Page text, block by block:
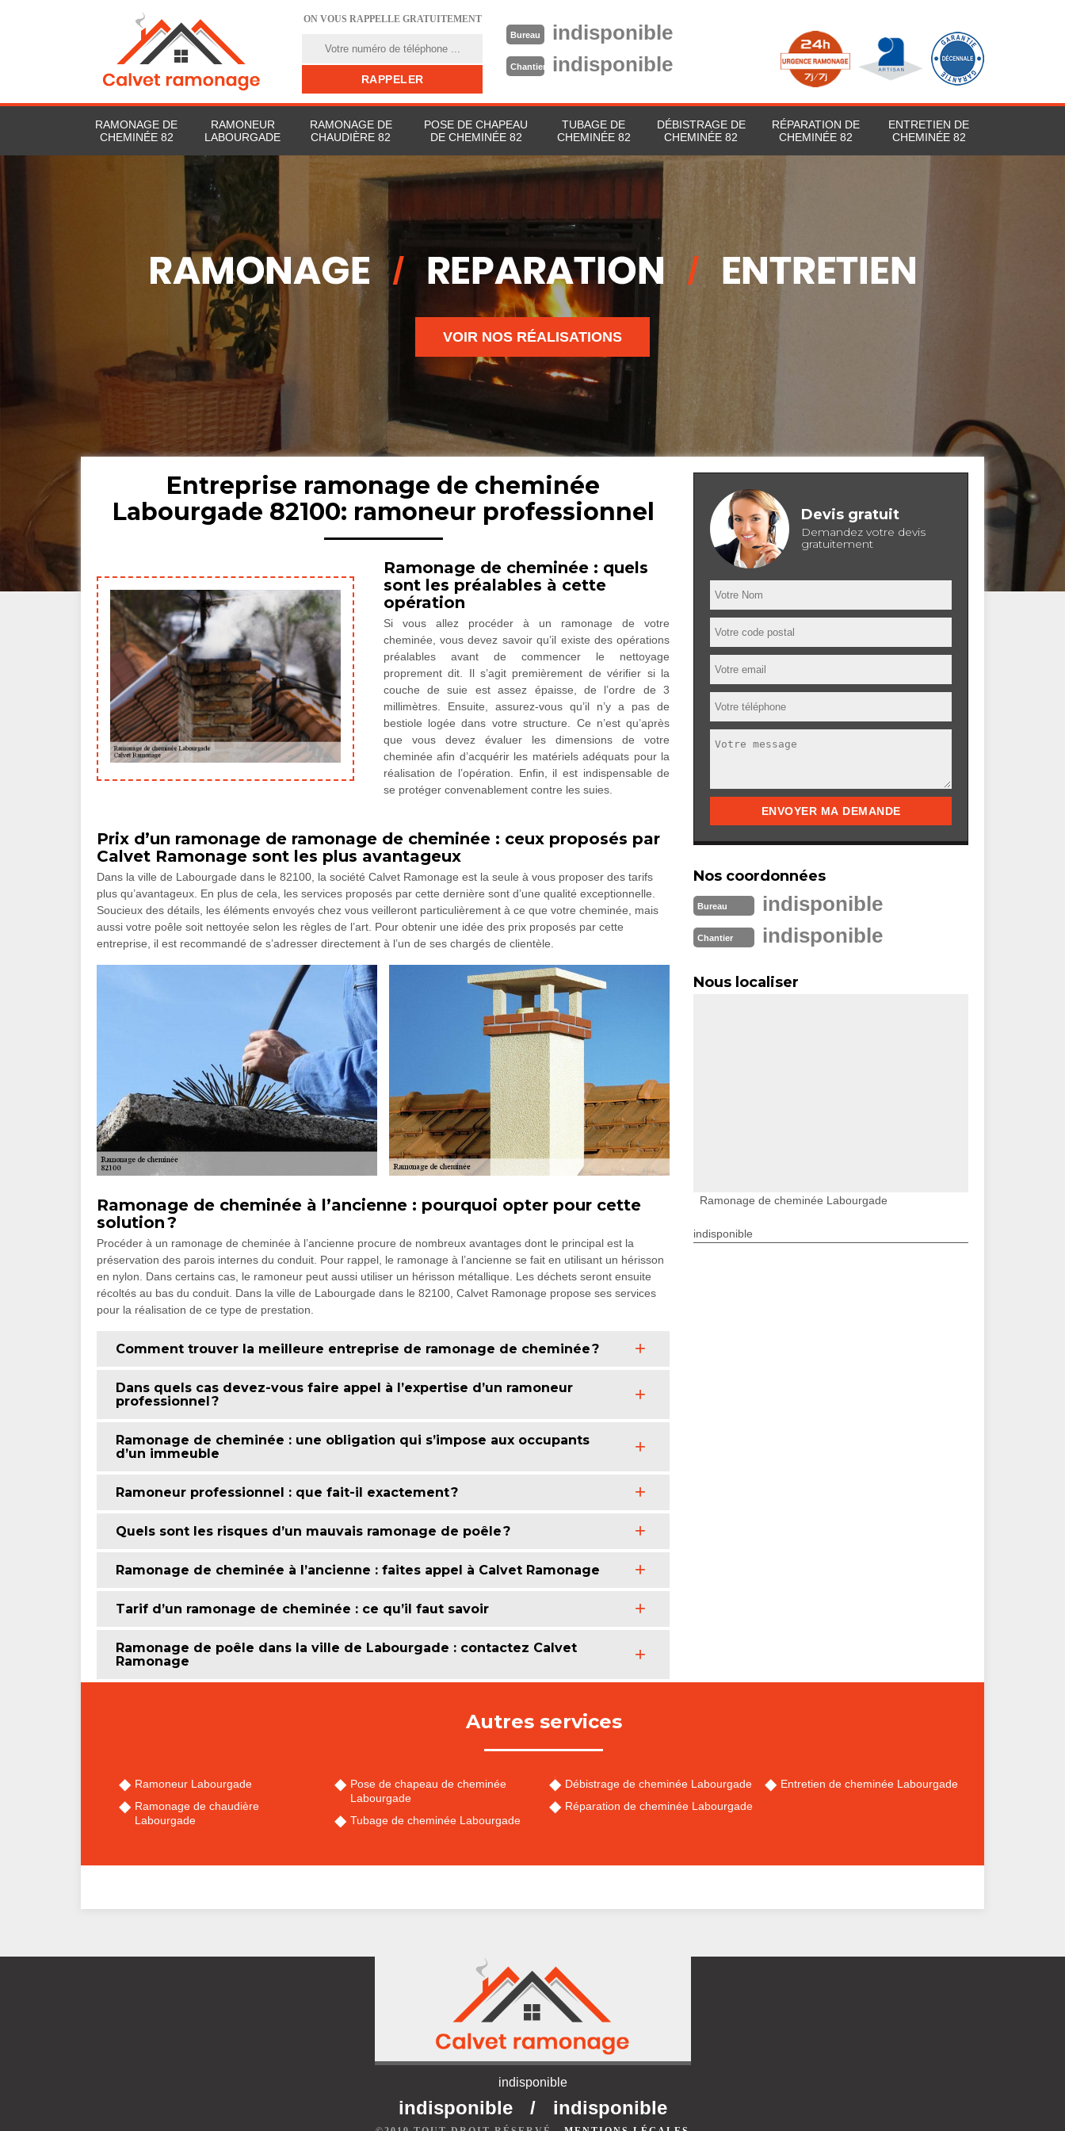
ON VOUS RAPPELLE GRATUITEMENT
Bureau indisponible
Chantier indisponible
RAMONAGE DE
CHEMINÉE 82
RAMONEUR
LABOURGADE
RAMONAGE DE
CHAUDIÈRE 82
POSE DE CHAPEAU
DE CHEMINÉE 82
TUBAGE DE
CHEMINÉE 82
DÉBISTRAGE DE
CHEMINÉE 82
RÉPARATION DE
CHEMINÉE 82
ENTRETIEN DE
CHEMINÉE 82
VOIR NOS RÉALISATIONS
Entreprise ramonage de cheminée
Labourgade 82100: ramoneur professionnel
Ramonage de cheminée : quels
sont les préalables à cette
opération
Si vous allez procéder à un ramonage de votre
cheminée, vous devez savoir qu’il existe des opérations
préalables avant de commencer le nettoyage
proprement dit. Il s’agit premièrement de vérifier si la
couche de suie est assez épaisse, de l’ordre de 3
millimètres. Ensuite, assurez-vous qu’il n’y a pas de
bestiole logée dans votre structure. Ce n’est qu’après
que vous devez évaluer les dimensions de votre
cheminée afin d’acquérir les matériels adéquats pour la
réalisation de l’opération. Enfin, il est indispensable de
se protéger convenablement contre les suies.
Prix d’un ramonage de ramonage de cheminée : ceux proposés par
Calvet Ramonage sont les plus avantageux
Dans la ville de Labourgade dans le 82100, la société Calvet Ramonage est la seule à vous proposer des tarifs
plus qu’avantageux. En plus de cela, les services proposés par cette dernière sont d’une qualité exceptionnelle.
Soucieux des détails, les éléments envoyés chez vous veilleront particulièrement à ce que votre cheminée, mais
aussi votre poêle soit nettoyée selon les règles de l’art. Pour obtenir une idée des prix proposés par cette
entreprise, il est recommandé de s’adresser directement à l’un de ses chargés de clientèle.
Ramonage de cheminée à l’ancienne : pourquoi opter pour cette
solution ?
Procéder à un ramonage de cheminée à l’ancienne procure de nombreux avantages dont le principal est la
préservation des parois internes du conduit. Pour rappel, le ramonage à l’ancienne se fait en utilisant un hérisson
en nylon. Dans certains cas, le ramoneur peut aussi utiliser un hérisson métallique. Les déchets seront ensuite
récoltés au bas du conduit. Dans la ville de Labourgade dans le 82100, Calvet Ramonage propose ses services
pour la réalisation de ce type de prestation.
Comment trouver la meilleure entreprise de ramonage de cheminée ?
Dans quels cas devez-vous faire appel à l’expertise d’un ramoneur
professionnel ?
Ramonage de cheminée : une obligation qui s’impose aux occupants
d’un immeuble
Ramoneur professionnel : que fait-il exactement ?
Quels sont les risques d’un mauvais ramonage de poêle ?
Ramonage de cheminée à l’ancienne : faites appel à Calvet Ramonage
Tarif d’un ramonage de cheminée : ce qu’il faut savoir
Ramonage de poêle dans la ville de Labourgade : contactez Calvet
Ramonage
Devis gratuit
Demandez votre devis
gratuitement
Nos coordonnées
Bureau indisponible
Chantier indisponible
Nous localiser
Ramonage de cheminée Labourgade
indisponible
Autres services
Ramoneur Labourgade
Ramonage de chaudière
Labourgade
Pose de chapeau de cheminée
Labourgade
Tubage de cheminée Labourgade
Débistrage de cheminée Labourgade
Réparation de cheminée Labourgade
Entretien de cheminée Labourgade
indisponible
indisponible / indisponible